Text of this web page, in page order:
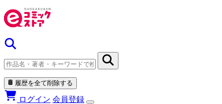
履歴を全て削除する
ログイン 会員登録